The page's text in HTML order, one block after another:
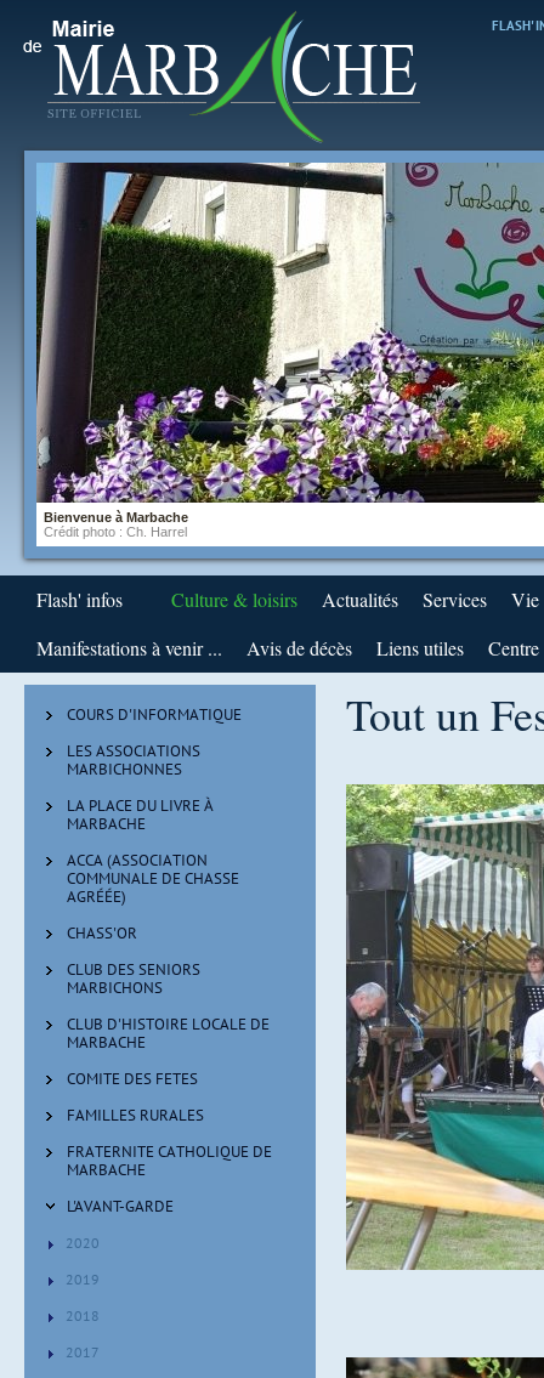
FLASH'
Bienvenue à Marbache
Crédit photo : Ch. HARREL
Flash' infos Culture & loisirs Actualités Services
Vie
Manifestations à venir ...
Avis de décès Liens utiles
COURS D'INFORMATIQUE
LES ASSOCIATIONS
MARBICHONNES
LA PLACE DU LIVRE À
MARBACHE
ACCA (ASSOCIATION
COMMUNALE DE CHASSE
AGRÉÉE)
CHASS'OR
CLUB DES SENIORS
MARBICHONS
CLUB D'HISTOIRE LOCALE DE
MARBACHE
COMITE DES FETES
FAMILLES RURALES
FRATERNITE CATHOLIQUE DE
MARBACHE
L'AVANT-GARDE
2020
2019
2018
2017
Tout un
Festival de Musiques -